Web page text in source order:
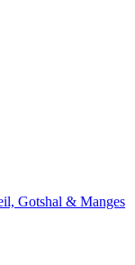
Gotshal & Manges